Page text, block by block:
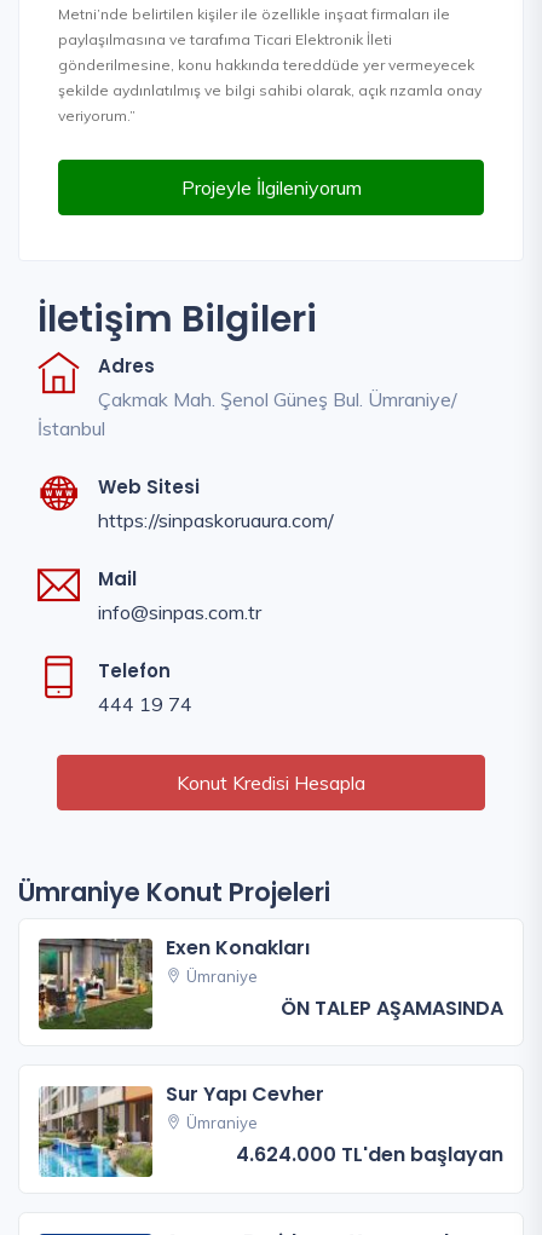
Metni’nde belirtilen kişiler ile özellikle inşaat firmaları ile
paylaşılmasına ve tarafıma Ticari Elektronik İleti
gönderilmesine, konu hakkında tereddüde yer vermeyecek
şekilde aydınlatılmış ve bilgi sahibi olarak, açık rızamla onay
veriyorum.”
Projeyle İlgileniyorum
İletişim Bilgileri
Adres
Çakmak Mah. Şenol Güneş Bul. Ümraniye/
İstanbul
Web Sitesi
https://sinpaskoruaura.com/
Mail
info@sinpas.com.tr
Telefon
444 19 74
Konut Kredisi Hesapla
Ümraniye Konut Projeleri
Exen Konakları
Ümraniye
ÖN TALEP AŞAMASINDA
Sur Yapı Cevher
Ümraniye
4.624.000 TL'den başlayan